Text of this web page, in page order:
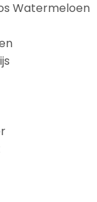
Watermeloen